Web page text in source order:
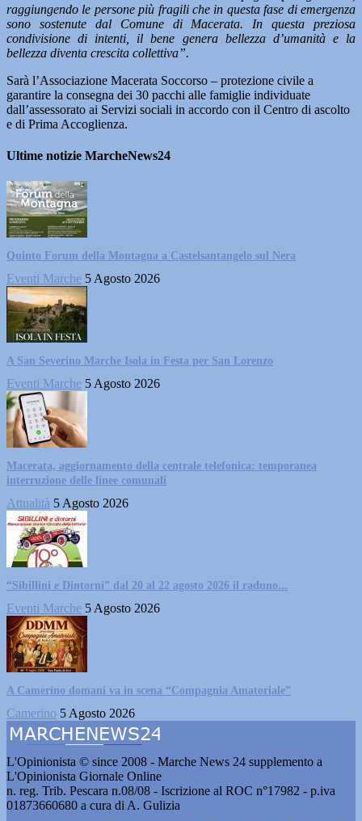
raggiungendo le persone più fragili che in questa fase di emergenza
sono sostenute dal Comune di Macerata. In questa preziosa
condivisione di intenti, il bene genera bellezza d’umanità e la
bellezza diventa crescita collettiva”.
Sarà l’Associazione Macerata Soccorso – protezione civile a
garantire la consegna dei 30 pacchi alle famiglie individuate
dall’assessorato ai Servizi sociali in accordo con il Centro di ascolto
e di Prima Accoglienza.
Ultime notizie MarcheNews24
Quinto Forum della Montagna a Castelsantangelo sul Nera
Eventi Marche 5 Agosto 2026
A San Severino Marche Isola in Festa per San Lorenzo
Eventi Marche 5 Agosto 2026
Macerata, aggiornamento della centrale telefonica: temporanea
interruzione delle linee comunali
Attualità 5 Agosto 2026
“Sibillini e Dintorni” dal 20 al 22 agosto 2026 il raduno...
Eventi Marche 5 Agosto 2026
A Camerino domani va in scena “Compagnia Amatoriale”
Camerino 5 Agosto 2026
L'Opinionista © since 2008 - Marche News 24 supplemento a
L'Opinionista Giornale Online
n. reg. Trib. Pescara n.08/08 - Iscrizione al ROC n°17982 - p.iva
01873660680 a cura di A. Gulizia